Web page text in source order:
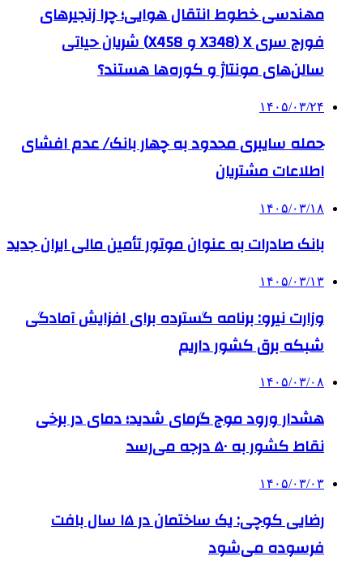
مهندسی خطوط انتقال هوایی؛ چرا زنجیرهای
فورج سری X (X348 و X458) شریان حیاتی
سالن‌های مونتاژ و کوره‌ها هستند؟
۱۴۰۵/۰۳/۲۴
حمله سایبری محدود به چهار بانک/ عدم افشای
اطلاعات مشتریان
۱۴۰۵/۰۳/۱۸
بانک صادرات به‌ عنوان موتور تأمین مالی ایران جدید
۱۴۰۵/۰۳/۱۳
وزارت نیرو: برنامه‌ گسترده برای افزایش آمادگی
شبکه برق کشور داریم
۱۴۰۵/۰۳/۰۸
هشدار ورود موج گرمای شدید؛ دمای در برخی
نقاط کشور به ۵۰ درجه می‌رسد
۱۴۰۵/۰۳/۰۳
رضایی کوچی: یک ساختمان در ۱۵ سال بافت
فرسوده می‌شود